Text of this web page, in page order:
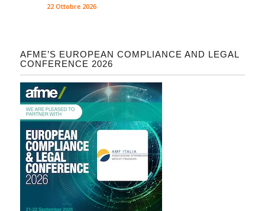
22 Ottobre 2026
AFME’S EUROPEAN COMPLIANCE AND LEGAL
CONFERENCE 2026